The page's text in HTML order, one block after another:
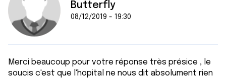
Butterfly
08/12/2019 - 19:30
Merci beaucoup pour votre réponse très présice , le
soucis c'est que l'hopital ne nous dit absolument rien